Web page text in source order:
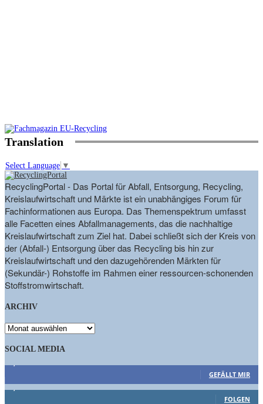
Translation
Select Language ▼
RecyclingPortal - Das Portal für Abfall, Entsorgung, Recycling,
Kreislaufwirtschaft und Märkte ist ein unabhängiges Forum für
Fachinformationen aus Europa. Das Themenspektrum umfasst
alle Facetten eines Abfallmanagements, das die nachhaltige
Kreislaufwirtschaft zum Ziel hat. Dabei schließt sich der Kreis von
der (Abfall-) Entsorgung über das Recycling bis hin zur
Kreislaufwirtschaft und den dazugehörenden Märkten für
(Sekundär-) Rohstoffe im Rahmen einer ressourcen-schonenden
Stoffstromwirtschaft.
ARCHIV
ARCHIV
SOCIAL MEDIA
GEFÄLLT MIR
1,662 Follower
FOLGEN